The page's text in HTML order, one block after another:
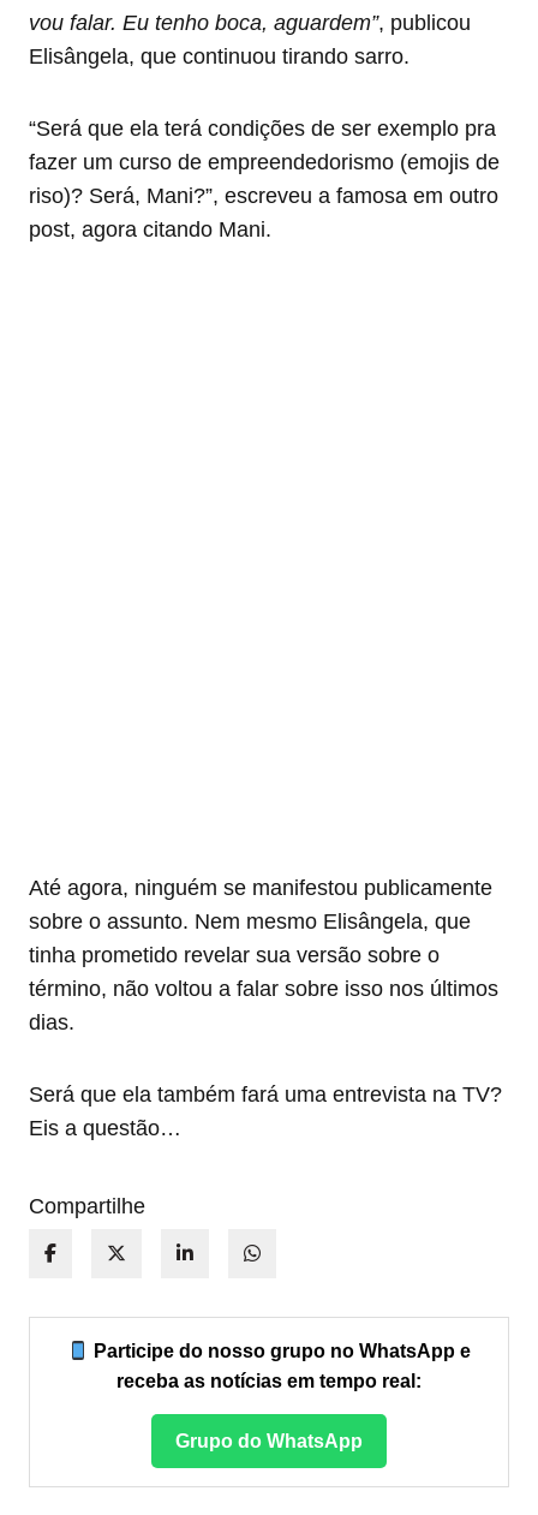
vou falar. Eu tenho boca, aguardem”, publicou
Elisângela, que continuou tirando sarro.
“Será que ela terá condições de ser exemplo pra
fazer um curso de empreendedorismo (emojis de
riso)? Será, Mani?”, escreveu a famosa em outro
post, agora citando Mani.
Até agora, ninguém se manifestou publicamente
sobre o assunto. Nem mesmo Elisângela, que
tinha prometido revelar sua versão sobre o
término, não voltou a falar sobre isso nos últimos
dias.
Será que ela também fará uma entrevista na TV?
Eis a questão…
Compartilhe
Participe do nosso grupo no WhatsApp e
receba as notícias em tempo real:
Grupo do WhatsApp